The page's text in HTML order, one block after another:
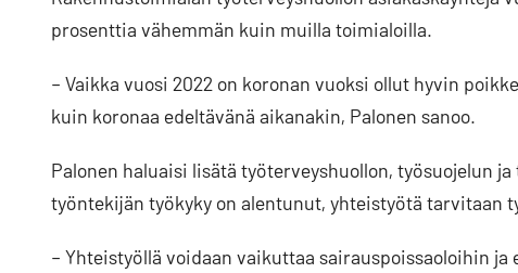
prosenttia vähemmän kuin muilla toimialoilla.
– Vaikka vuosi 2022 on koronan vuoksi ollut hyvin
kuin koronaa edeltävänä aikanakin, Palonen sanoo.
Palonen haluaisi lisätä työterveyshuollon, työsuojelun
työntekijän työkyky on alentunut, yhteistyötä tarvitaan
– Yhteistyöllä voidaan vaikuttaa sairauspoissaoloihin